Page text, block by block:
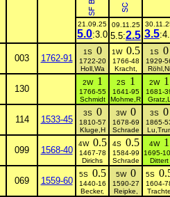
21.09.25
5.0:3.0
09.11.25
5.5:2.5 3.5
003 1762-91
1S 0
1722-20
Holl,Wa
1W 0.5
1766-48
Kracht,
1S 0
1929-
Röhl,Ni
130
2W 1
1766-55
Schmidt
2S 1
1641-95
Mohme,R
2W 1
1681-
114 1533-45
3S 0
1810-57
Kluge,H
3W 0
1678-69
Schrade
3S 0
1865-
099 1568-40
4W 0.5
1467-78
Dirichs
4S 0.5
1584-99
Schrade
4W 1
1695-
Dittert
069 1559-60
5S 0.5
1440-16
Becker,
5W 0
1590-27
Reipke,
5S
1604-